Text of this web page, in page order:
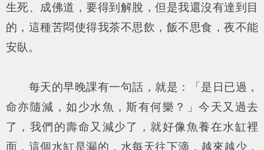
生死、成佛道，要得到解脫，但是我還沒有達到目
的，這種苦悶使得我茶不思飲，飯不思食，夜不能
安臥。
每天的早晚課有一句話，就是：「是日已過，
命亦隨減，如少水魚，斯有何樂？」今天又過去
了，我們的壽命又減少了，就好像魚養在水缸裡
面，這個水缸是漏的，水每天往下滴，越來越少，